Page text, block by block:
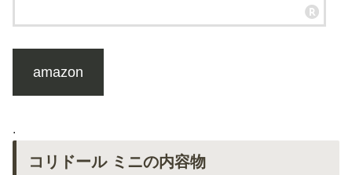
amazon
.
コリドール ミニの内容物